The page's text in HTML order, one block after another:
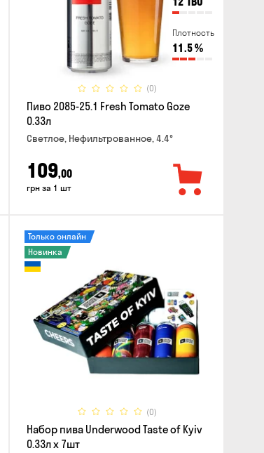
Плотность
11.5%
(0)
Пиво 2085-25.1 Fresh Tomato Goze
0.33л
Светлое, Нефильтрованное, 4.4°
109,00
грн за 1 шт
(0)
Только онлайн
Новинка
Набор пива Underwood Taste of Kyiv
0.33л x 7шт